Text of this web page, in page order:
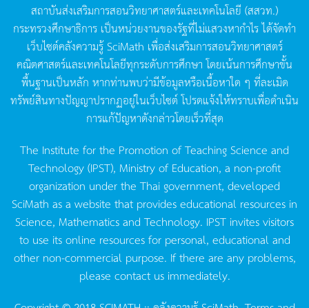
สถาบันส่งเสริมการสอนวิทยาศาสตร์และเทคโนโลยี (สสวท.)
กระทรวงศึกษาธิการ เป็นหน่วยงานของรัฐที่ไม่แสวงหากำไรได้จัดทำ
เว็บไซต์คลังความรู้SciMath เพื่อส่งเสริมการสอนวิทยาศาสตร์
คณิตศาสตร์และเทคโนโลยีทุกระดับการศึกษา โดยเน้นการศึกษาขั้น
พื้นฐานเป็นหลัก หากท่านพบว่ามีข้อมูลหรือเนื้อหาใด ๆ ที่ละเมิด
ทรัพย์สินทางปัญญาปรากฏอยู่ในเว็บไซต์โปรดแจ้งให้ทราบเพื่อดำเนิน
การแก้ปัญหาดังกล่าวโดยเร็วที่สุด
The Institute for the Promotion of Teaching Science and
Technology (IPST), Ministry of Education, a non-profit
organization under the Thai government, developed
SciMath as a website that provides educational resources in
Science, Mathematics and Technology. IPST invites visitors
to use its online resources for personal, educational and
other non-commercial purpose. If there are any problems,
please contact us immediately.